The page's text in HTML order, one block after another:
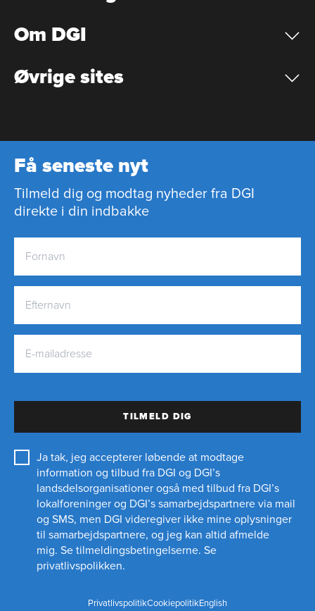
895 kr.*
* 1.135 kr. for ikke-medlemmer af DGI
Om DGI
Øvrige sites
Få seneste nyt
Tilmeld dig og modtag nyheder fra DGI
direkte i din indbakke
TILMELD DIG
Ja tak, jeg accepterer løbende at modtage
information og tilbud fra DGI og DGI’s
landsdelsorganisationer også med tilbud fra DGI’s
lokalforeninger og DGI’s samarbejdspartnere via mail
og SMS, men DGI videregiver ikke mine oplysninger
til samarbejdspartnere, og jeg kan altid afmelde
mig. Se tilmeldingsbetingelserne. Se
privatlivspolikken.
PrivatlivspolitikCookiepolitikEnglish